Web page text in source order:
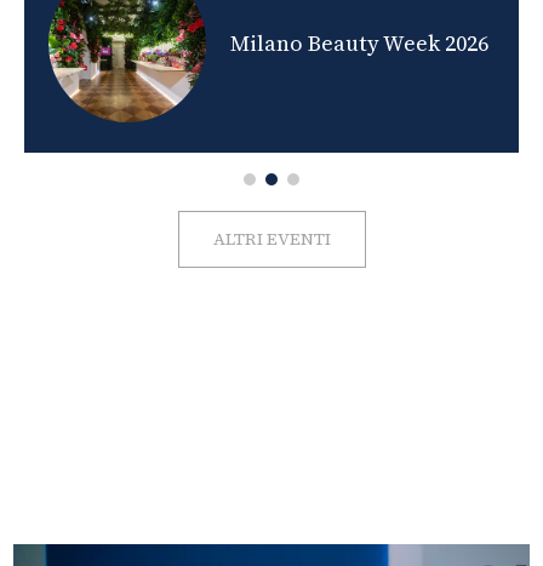
Milano Beauty Week 2026
ALTRI EVENTI